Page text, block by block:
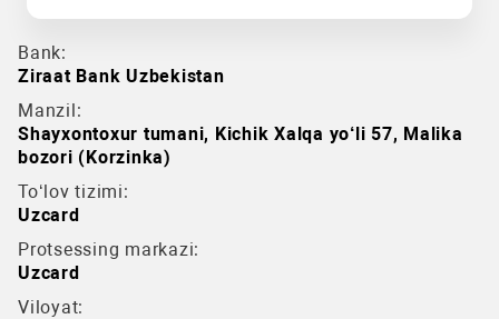
Bank:
Ziraat Bank Uzbekistan
Manzil:
Shayxontoxur tumani, Kichik Xalqa yo‘li 57, Malika
bozori (Korzinka)
To‘lov tizimi:
Uzcard
Protsessing markazi:
Uzcard
Viloyat: